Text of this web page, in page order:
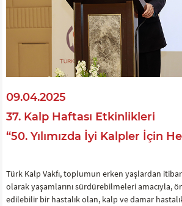
09.04.2025
37. Kalp Haftası Etkinlikleri
“50. Yılımızda İyi Kalpler İçin
Türk Kalp Vakfı, toplumun erken yaşlardan
olarak yaşamlarını sürdürebilmeleri amacıyla,
edilebilir bir hastalık olan, kalp ve damar